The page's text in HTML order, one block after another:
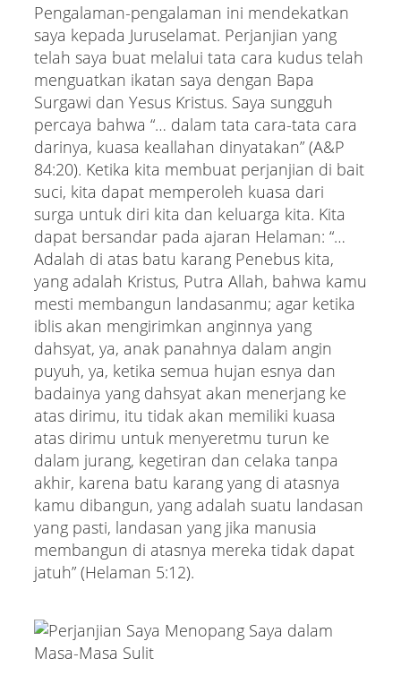
Pengalaman-pengalaman ini mendekatkan
saya kepada Juruselamat. Perjanjian yang
telah saya buat melalui tata cara kudus telah
menguatkan ikatan saya dengan Bapa
Surgawi dan Yesus Kristus. Saya sungguh
percaya bahwa “… dalam tata cara-tata cara
darinya, kuasa keallahan dinyatakan” (A&P
84:20). Ketika kita membuat perjanjian di bait
suci, kita dapat memperoleh kuasa dari
surga untuk diri kita dan keluarga kita. Kita
dapat bersandar pada ajaran Helaman: “…
Adalah di atas batu karang Penebus kita,
yang adalah Kristus, Putra Allah, bahwa kamu
mesti membangun landasanmu; agar ketika
iblis akan mengirimkan anginnya yang
dahsyat, ya, anak panahnya dalam angin
puyuh, ya, ketika semua hujan esnya dan
badainya yang dahsyat akan menerjang ke
atas dirimu, itu tidak akan memiliki kuasa
atas dirimu untuk menyeretmu turun ke
dalam jurang, kegetiran dan celaka tanpa
akhir, karena batu karang yang di atasnya
kamu dibangun, yang adalah suatu landasan
yang pasti, landasan yang jika manusia
membangun di atasnya mereka tidak dapat
jatuh” (Helaman 5:12).